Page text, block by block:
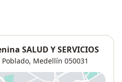
SALUD Y SERVICIOS
Poblado, Medellín 050031